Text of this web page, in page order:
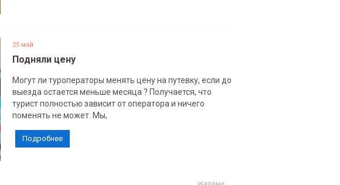
25 май
Подняли цену
Могут ли туроператоры менять цену на путевку, если до
выезда остается меньше месяца ? Получается, что
турист полностью зависит от оператора и ничего
поменять не может. Мы,
Подробнее